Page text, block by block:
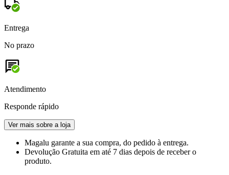
Entrega
No prazo
Atendimento
Responde rápido
Ver mais sobre a loja
Magalu garante a sua compra, do pedido à entrega.
Devolução Gratuita em até 7 dias depois de receber o
produto.